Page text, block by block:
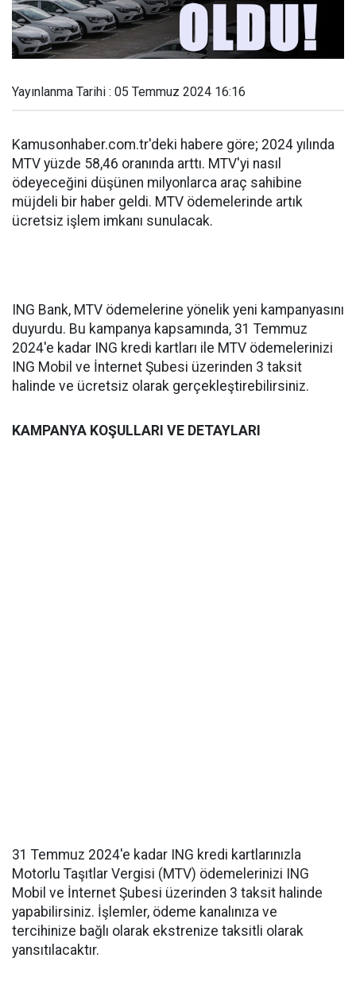
Yayınlanma Tarihi : 05 Temmuz 2024 16:16
Kamusonhaber.com.tr'deki habere göre; 2024 yılında
MTV yüzde 58,46 oranında arttı. MTV'yi nasıl
ödeyeceğini düşünen milyonlarca araç sahibine
müjdeli bir haber geldi. MTV ödemelerinde artık
ücretsiz işlem imkanı sunulacak.
ING Bank, MTV ödemelerine yönelik yeni kampanyasını
duyurdu. Bu kampanya kapsamında, 31 Temmuz
2024'e kadar ING kredi kartları ile MTV ödemelerinizi
ING Mobil ve İnternet Şubesi üzerinden 3 taksit
halinde ve ücretsiz olarak gerçekleştirebilirsiniz.
KAMPANYA KOŞULLARI VE DETAYLARI
31 Temmuz 2024'e kadar ING kredi kartlarınızla
Motorlu Taşıtlar Vergisi (MTV) ödemelerinizi ING
Mobil ve İnternet Şubesi üzerinden 3 taksit halinde
yapabilirsiniz. İşlemler, ödeme kanalınıza ve
tercihinize bağlı olarak ekstrenize taksitli olarak
yansıtılacaktır.